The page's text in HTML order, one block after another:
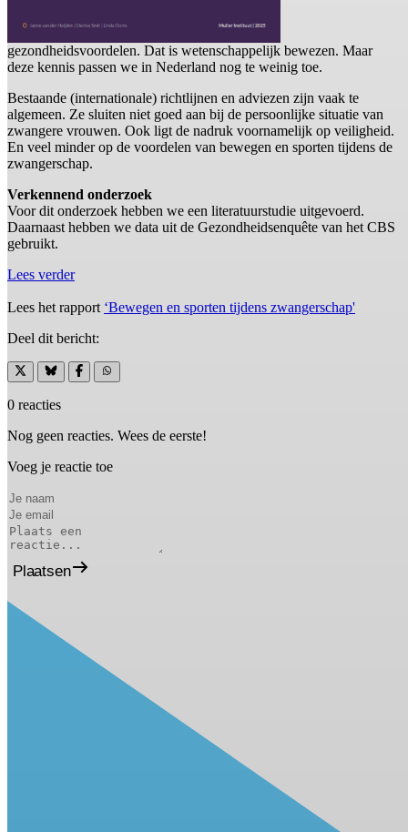
gezondheidsvoordelen. Dat is wetenschappelijk bewezen. Maar
deze kennis passen we in Nederland nog te weinig toe.
Bestaande (internationale) richtlijnen en adviezen zijn vaak te
algemeen. Ze sluiten niet goed aan bij de persoonlijke situatie van
zwangere vrouwen. Ook ligt de nadruk voornamelijk op veiligheid.
En veel minder op de voordelen van bewegen en sporten tijdens de
zwangerschap.
Verkennend onderzoek
Voor dit onderzoek hebben we een literatuurstudie uitgevoerd.
Daarnaast hebben we data uit de Gezondheidsenquête van het CBS
gebruikt.
Lees verder
Lees het rapport ‘Bewegen en sporten tijdens zwangerschap'
Deel dit bericht:
0 reacties
Nog geen reacties. Wees de eerste!
Voeg je reactie toe
Plaatsen